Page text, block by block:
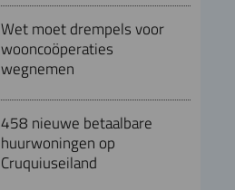
Wet moet drempels voor
wooncoöperaties
wegnemen
458 nieuwe betaalbare
huurwoningen op
Cruquiuseiland